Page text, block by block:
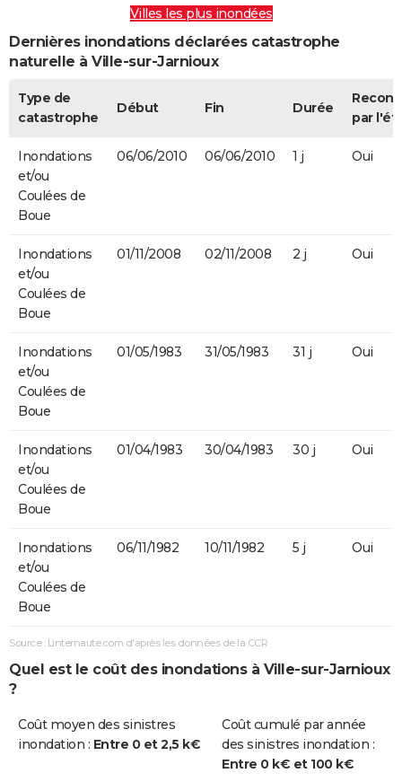
Villes les plus inondées
Dernières inondations déclarées catastrophe
naturelle à Ville-sur-Jarnioux
Type de
catastrophe
Début Fin Durée
par
Inondations
et/ou
Coulées de
Boue
06/06/2010 06/06/2010 1 j Oui
Inondations
et/ou
Coulées de
Boue
01/11/2008 02/11/2008 2 j Oui
Inondations
et/ou
Coulées de
Boue
01/05/1983 31/05/1983 31 j Oui
Inondations
et/ou
Coulées de
Boue
01/04/1983 30/04/1983 30 j Oui
Inondations
et/ou
Coulées de
Boue
06/11/1982 10/11/1982 5 j Oui
Source : Linternaute.com d'après les données de la CCR
Quel est le coût des inondations à Ville-sur-Jarnioux
?
Coût moyen des sinistres
inondation : Entre 0 et 2,5 k€
Coût cumulé par année
des sinistres inondation :
Entre 0 k€ et 100 k€